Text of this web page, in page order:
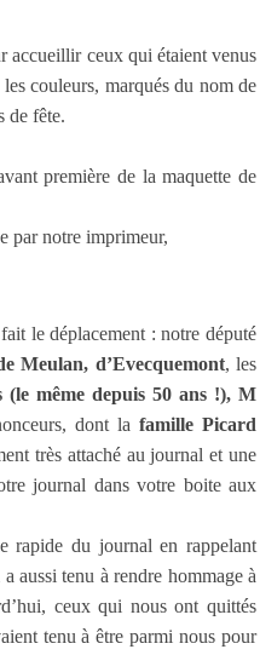
accueillir ceux qui étaient venus
couleurs, marqués du nom de
de fête.
première de la maquette de
par notre imprimeur,
le déplacement : notre député
Meulan, d’Evecquemont, les
(le même depuis 50 ans !), M
dont lafamille Picard
très attaché au journal et une
journal dans votre boite aux
rapide du journal en rappelant
aussi tenu à rendre hommage à
ceux qui nous ont quittés
tenu à être parmi nous pour